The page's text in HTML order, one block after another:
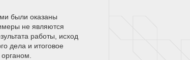
были оказаны
не являются
работы, исход
дела и итоговое
органом.